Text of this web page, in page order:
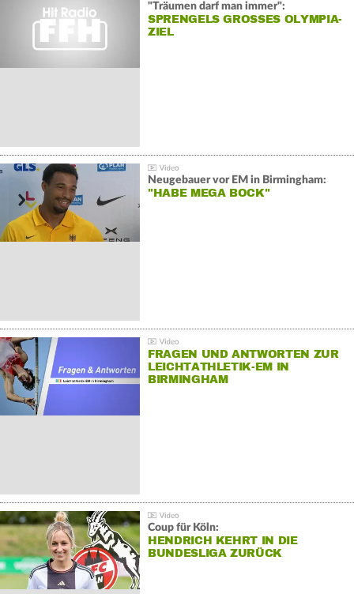
"Träumen darf man immer":
SPRENGELS GROSSES OLYMPIA-Z
IEL
Neugebauer vor EM in Birmingham:
"HABE MEGA BOCK"
FRAGEN UND ANTWORTEN ZUR
LEICHTATHLETIK-EM IN
BIRMINGHAM
Coup für Köln:
HENDRICH KEHRT IN DIE
BUNDESLIGA ZURÜCK